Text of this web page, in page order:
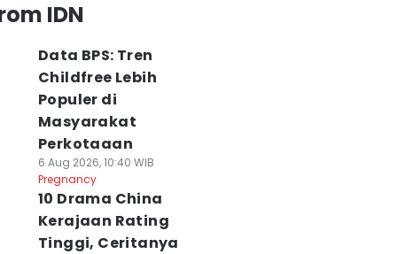
IDN
Data BPS: Tren
Childfree Lebih
Populer di
Masyarakat
Perkotaaan
6 Aug 2026, 10:40 WIB
Pregnancy
10 Drama China
Kerajaan Rating
Tinggi, Ceritanya